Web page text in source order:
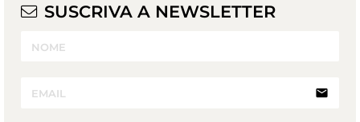
SUSCRIVA A NEWSLETTER
email